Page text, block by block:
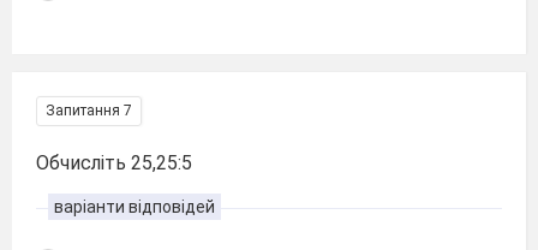
Запитання 7
Обчисліть 25,25:5
варіанти відповідей